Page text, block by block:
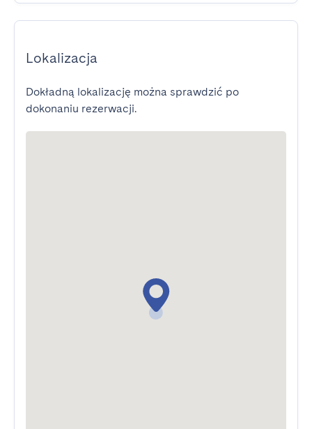
Lokalizacja
Dokładną lokalizację można sprawdzić po
dokonaniu rezerwacji.